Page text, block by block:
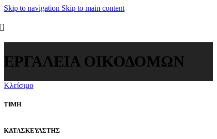
Skip to navigation Skip to main content
ΕΡΓΑΛΕΙΑ ΟΙΚΟΔΟΜΩΝ
Κλείσιμο
ΤΙΜΗ
ΚΑΤΑΣΚΕΥΑΣΤΗΣ